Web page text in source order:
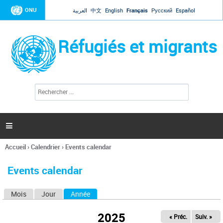
Jump to navigation
ONU العربية 中文 English Français Русский Español
Réfugiés et migrants
l
c
h
e

Vous
ici
Accueil›Calendrier› Events calendar
Events calendar
Mois Jour Année
2025 « Préc. Suiv. »